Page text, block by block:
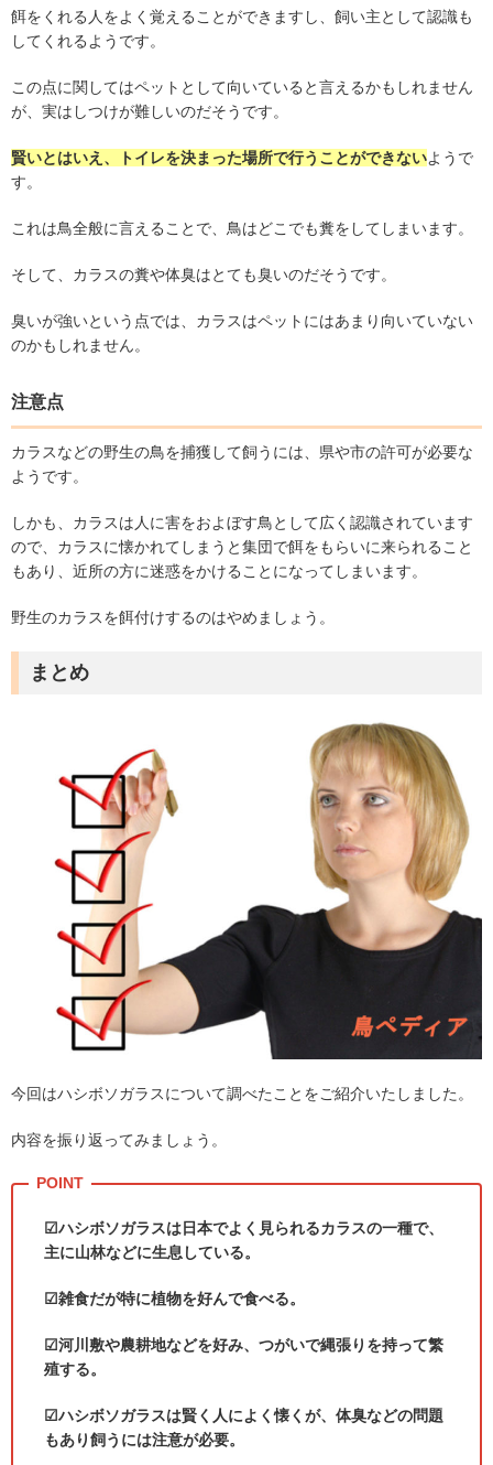
餌をくれる人をよく覚えることができますし、飼い主として認識も
してくれるようです。
この点に関してはペットとして向いていると言えるかもしれません
が、実はしつけが難しいのだそうです。
賢いとはいえ、トイレを決まった場所で行うことができないようで
す。
これは鳥全般に言えることで、鳥はどこでも糞をしてしまいます。
そして、カラスの糞や体臭はとても臭いのだそうです。
臭いが強いという点では、カラスはペットにはあまり向いていない
のかもしれません。
注意点
カラスなどの野生の鳥を捕獲して飼うには、県や市の許可が必要な
ようです。
しかも、カラスは人に害をおよぼす鳥として広く認識されています
ので、カラスに懐かれてしまうと集団で餌をもらいに来られること
もあり、近所の方に迷惑をかけることになってしまいます。
野生のカラスを餌付けするのはやめましょう。
まとめ
今回はハシボソガラスについて調べたことをご紹介いたしました。
内容を振り返ってみましょう。
☑ハシボソガラスは日本でよく見られるカラスの一種で、
主に山林などに生息している。
☑雑食だが特に植物を好んで食べる。
☑河川敷や農耕地などを好み、つがいで縄張りを持って繁
殖する。
☑ハシボソガラスは賢く人によく懐くが、体臭などの問題
もあり飼うには注意が必要。